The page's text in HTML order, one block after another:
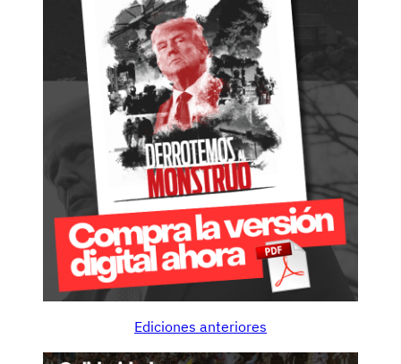
Ediciones anteriores